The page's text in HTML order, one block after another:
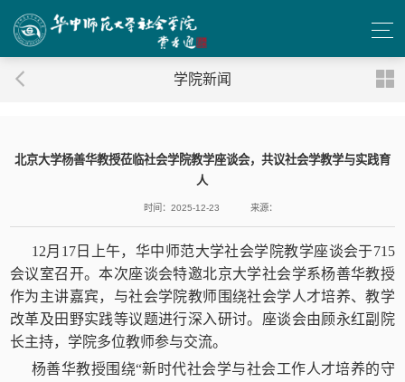
学院新闻
北京大学杨善华教授莅临社会学院教学座谈会，共议社会学教学与实践育
人
时间：2025-12-23 来源：
12月17日上午，华中师范大学社会学院教学座谈会于715
会议室召开。本次座谈会特邀北京大学社会学系杨善华教授
作为主讲嘉宾，与社会学院教师围绕社会学人才培养、教学
改革及田野实践等议题进行深入研讨。座谈会由顾永红副院
长主持，学院多位教师参与交流。
杨善华教授围绕“新时代社会学与社会工作人才培养的守